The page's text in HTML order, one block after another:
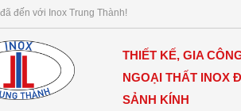
đến với Inox Trung Thành!
THIẾT KẾ, GIA
NGOẠI THẤT INOX
SẢNH KÍNH